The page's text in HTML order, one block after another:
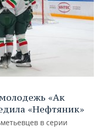
«Ак
«Нефтяник»
в серии